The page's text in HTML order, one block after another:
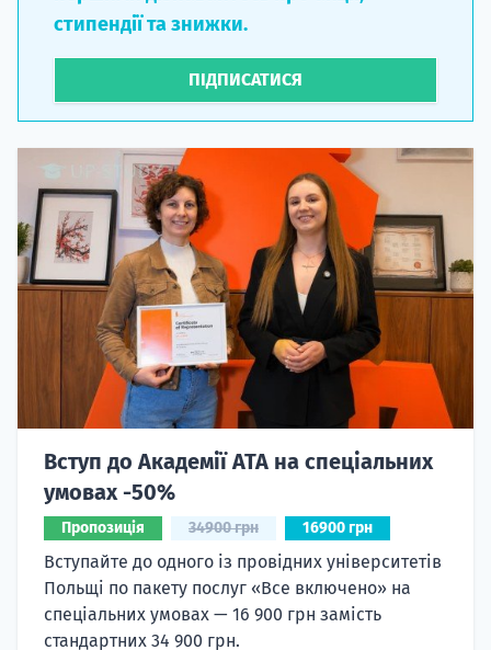
стипендії та знижки.
ПІДПИСАТИСЯ
Вступ до Академії ATA на спеціальних
умовах -50%
Пропозиція 34900 грн 16900 грн
Вступайте до одного із провідних університетів
Польщі по пакету послуг «Все включено» на
спеціальних умовах — 16 900 грн замість
стандартних 34 900 грн.